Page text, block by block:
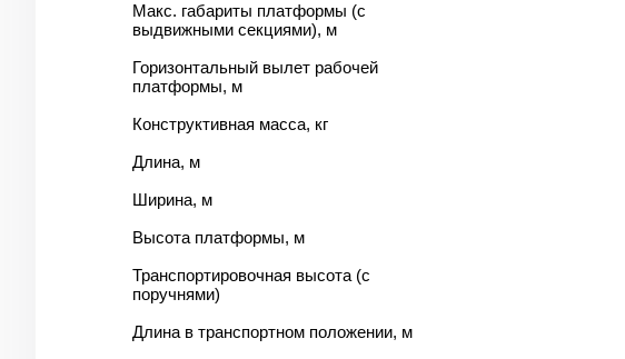
Макс. габариты платформы (с
выдвижными секциями), м
Горизонтальный вылет рабочей
платформы, м
Конструктивная масса, кг
Длина, м
Ширина, м
Высота платформы, м
Транспортировочная высота (с
поручнями)
Длина в транспортном положении, м